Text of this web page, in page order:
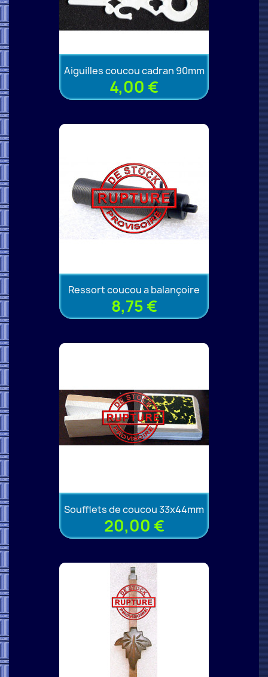
Aiguilles coucou cadran 90mm
4,00 €
Ressort coucou a balançoire
8,75 €
Soufflets de coucou 33x44mm
20,00 €